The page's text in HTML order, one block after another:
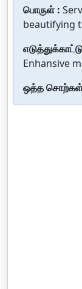
பொருள் :
beautifying
Enhansive
ஒத்த